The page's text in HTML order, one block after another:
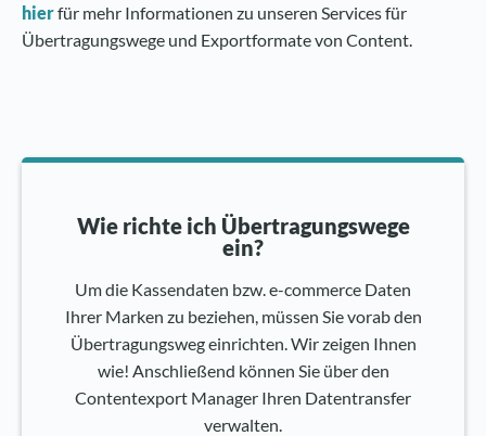
hierfür mehr Informationen zu unseren Services für
Übertragungswege und Exportformate von Content.
Wie richte ich Übertragungswege
ein?
Um die Kassendaten bzw. e-commerce Daten
Ihrer Marken zu beziehen, müssen Sie vorab den
Übertragungsweg einrichten. Wir zeigen Ihnen
wie! Anschließend können Sie über den
Contentexport Manager Ihren Datentransfer
verwalten.